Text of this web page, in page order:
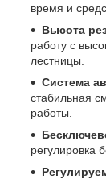
время и
Высота
работу с
лестницы.
Система
стабильная
работы.
регулировка